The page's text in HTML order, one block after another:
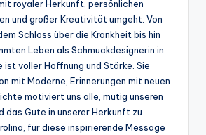
royaler Herkunft, persönlichen
und großer Kreativität umgeht. Von
Schloss über die Krankheit bis hin
Leben als Schmuckdesignerin in
ist voller Hoffnung und Stärke. Sie
mit Moderne, Erinnerungen mit neuen
motiviert uns alle, mutig unseren
das Gute in unserer Herkunft zu
für diese inspirierende Message